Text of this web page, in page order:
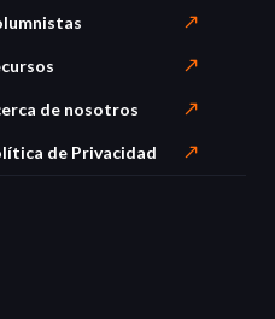
de nosotros
de Privacidad